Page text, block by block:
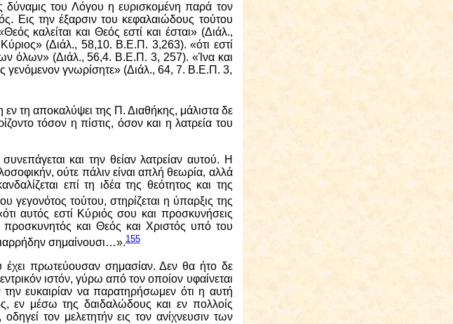
του Λόγου η ευρισκομένη παρά τον
Εις την έξαρσιν του κεφαλαιώδους τούτου
καλείται και Θεός εστί και έσται» (Διάλ.,
(Διάλ., 58,10. Β.Ε.Π. 3,263). «ότι εστί
όλων» (Διάλ., 56,4. Β.Ε.Π. 3, 257). «Ίνα και
γνωρίσητε» (Διάλ., 64, 7. Β.Ε.Π. 3,
τη αποκαλύψει της Π. Διαθήκης, μάλιστα δε
τόσον η πίστις, όσον και η λατρεία του
και την θείαν λατρείαν αυτού. Η
ούτε πάλιν είναι απλή θεωρία, αλλά
επί τη ιδέα της θεότητος και της
τούτου, στηρίζεται η ύπαρξις της
αυτός εστί Κύριός σου και προσκυνήσεις
και Θεός και Χριστός υπό του
σημαίνουσι…».155
έχει πρωτεύουσαν σημασίαν. Δεν θα ήτο δε
ιστόν, γύρω από τον οποίον υφαίνεται
ευκαιρίαν να παρατηρήσωμεν ότι η αυτή
εν μέσω της δαιδαλώδους και εν πολλοίς
τον μελετητήν εις τον ανίχνευσιν των